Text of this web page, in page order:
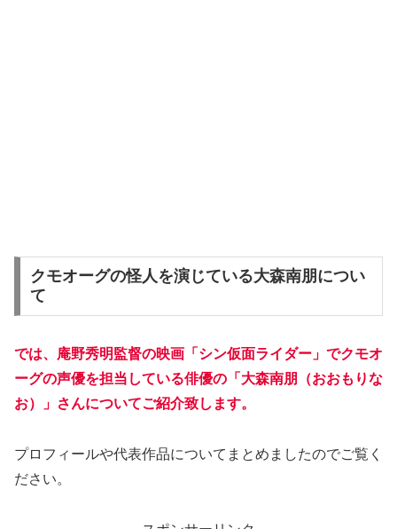
クモオーグの怪人を演じている大森南朋につい
て
では、庵野秀明監督の映画「シン仮面ライダー」でクモオ
ーグの声優を担当している俳優の「大森南朋（おおもりな
お）」さんについてご紹介致します。
プロフィールや代表作品についてまとめましたのでご覧く
ださい。